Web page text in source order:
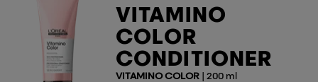
VITAMINO
COLOR
CONDITIONER
VITAMINO COLOR| 200 ml